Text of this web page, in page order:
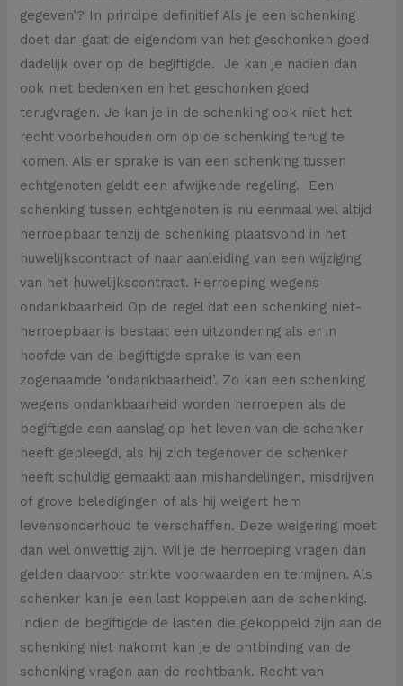
gegeven’? In principe definitief Als je een schenking
doet dan gaat de eigendom van het geschonken goed
dadelijk over op de begiftigde. Je kan je nadien dan
ook niet bedenken en het geschonken goed
terugvragen. Je kan je in de schenking ook niet het
recht voorbehouden om op de schenking terug te
komen. Als er sprake is van een schenking tussen
echtgenoten geldt een afwijkende regeling. Een
schenking tussen echtgenoten is nu eenmaal wel altijd
herroepbaar tenzij de schenking plaatsvond in het
huwelijkscontract of naar aanleiding van een wijziging
van het huwelijkscontract. Herroeping wegens
ondankbaarheid Op de regel dat een schenking niet-
herroepbaar is bestaat een uitzondering als er in
hoofde van de begiftigde sprake is van een
zogenaamde ‘ondankbaarheid’. Zo kan een schenking
wegens ondankbaarheid worden herroepen als de
begiftigde een aanslag op het leven van de schenker
heeft gepleegd, als hij zich tegenover de schenker
heeft schuldig gemaakt aan mishandelingen, misdrijven
of grove beledigingen of als hij weigert hem
levensonderhoud te verschaffen. Deze weigering moet
dan wel onwettig zijn. Wil je de herroeping vragen dan
gelden daarvoor strikte voorwaarden en termijnen. Als
schenker kan je een last koppelen aan de schenking.
Indien de begiftigde de lasten die gekoppeld zijn aan de
schenking niet nakomt kan je de ontbinding van de
schenking vragen aan de rechtbank. Recht van